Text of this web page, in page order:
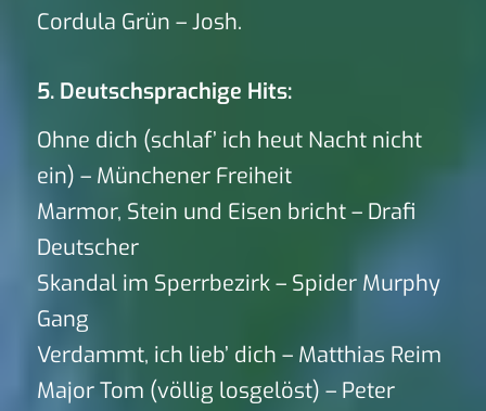
Cordula Grün – Josh.
5. Deutschsprachige Hits:
Ohne dich (schlaf’ ich heut Nacht nicht
ein) – Münchener Freiheit
Marmor, Stein und Eisen bricht – Drafi
Deutscher
Skandal im Sperrbezirk – Spider Murphy
Gang
Verdammt, ich lieb’ dich – Matthias Reim
Major Tom (völlig losgelöst) – Peter